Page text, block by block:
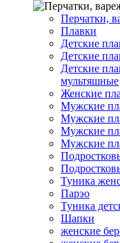
Перчатки,
Плавки
Детские
Детские
Детские
мультяшные
Женские
Мужские
Мужские
Мужские
Мужские
Туникa
Парэо
Туника
Шапки
женские